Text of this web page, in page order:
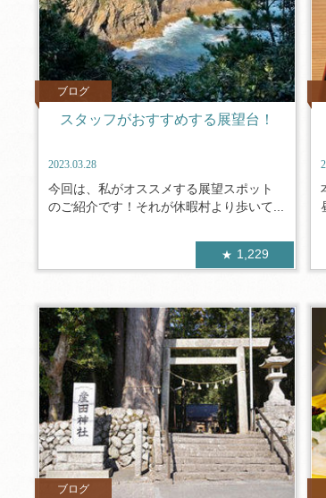
ブログ
スタッフがおすすめする展望台！
2023.03.28
今回は、私がオススメする展望スポット
のご紹介です！それが休暇村より歩いて...
1,229
ブログ